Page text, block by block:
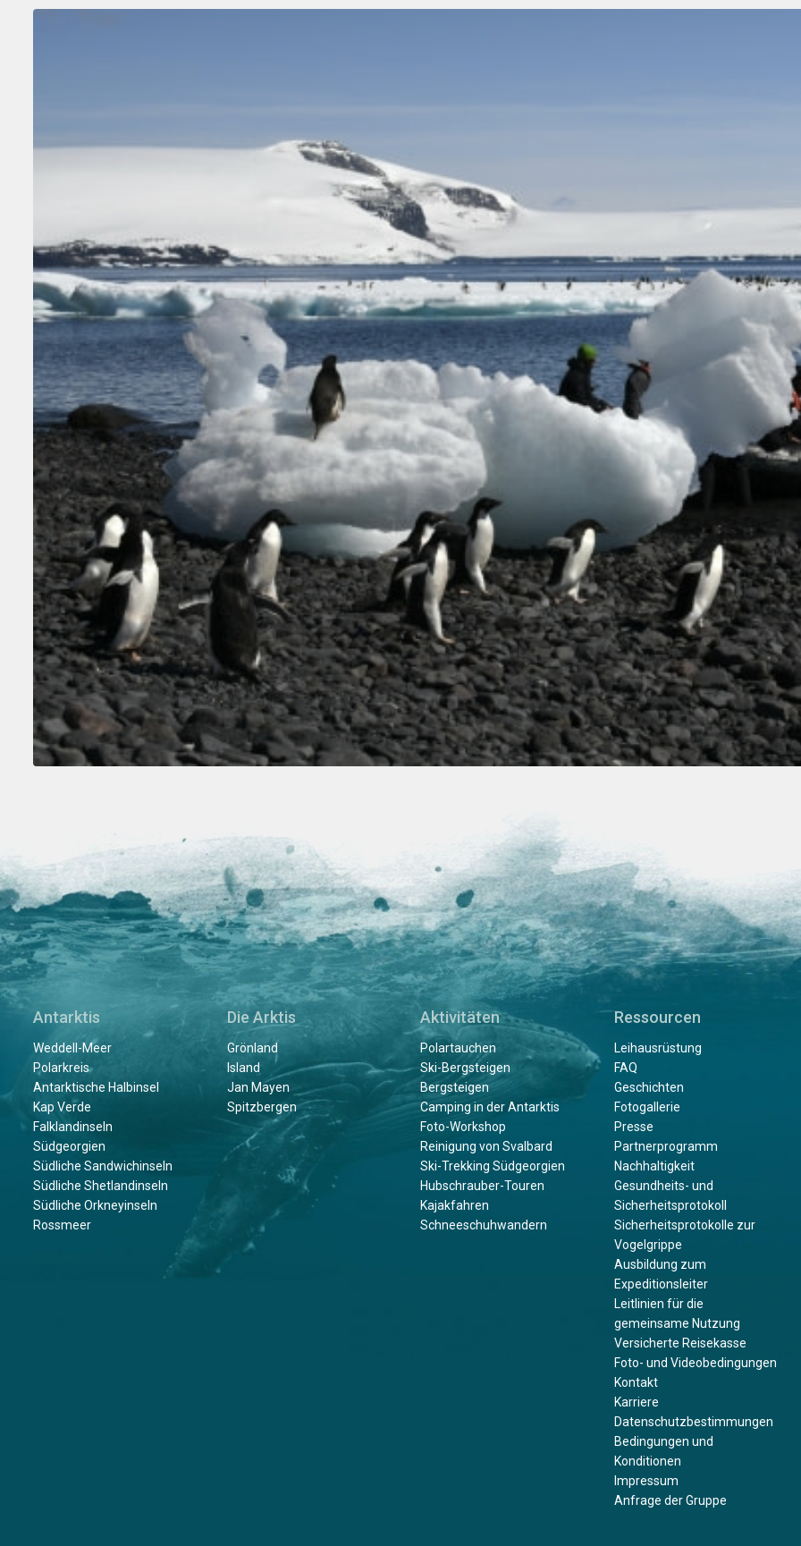
Antarktis
Weddell-Meer
Polarkreis
Antarktische Halbinsel
Kap Verde
Falklandinseln
Südgeorgien
Südliche Sandwichinseln
Südliche Shetlandinseln
Südliche Orkneyinseln
Rossmeer
Die Arktis
Grönland
Island
Jan Mayen
Spitzbergen
Aktivitäten
Polartauchen
Ski-Bergsteigen
Bergsteigen
Camping in der Antarktis
Foto-Workshop
Reinigung von Svalbard
Ski-Trekking Südgeorgien
Hubschrauber-Touren
Kajakfahren
Schneeschuhwandern
Ressourcen
Leihausrüstung
FAQ
Geschichten
Fotogallerie
Presse
Partnerprogramm
Nachhaltigkeit
Gesundheits- und
Sicherheitsprotokoll
Sicherheitsprotokolle zur
Vogelgrippe
Ausbildung zum
Expeditionsleiter
Leitlinien für die
gemeinsame Nutzung
Versicherte Reisekasse
Foto- und Videobedingungen
Kontakt
Karriere
Datenschutzbestimmungen
Bedingungen und
Konditionen
Impressum
Anfrage der Gruppe